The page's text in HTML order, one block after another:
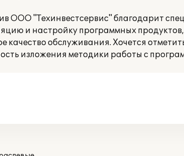
ООО "Техинвестсервис" благодарит
и настройку программных
качество обслуживания. Хочется
изложения методики работы с